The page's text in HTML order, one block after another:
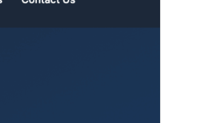
2023年12月29日